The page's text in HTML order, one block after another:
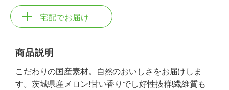
宅配でお届け
商品説明
こだわりの国産素材。自然のおいしさをお届けしま
す。茨城県産メロン!甘い香りでし好性抜群!繊維質も